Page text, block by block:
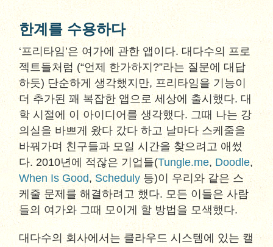
한계를 수용하다
‘프리타임’은 여가에 관한 앱이다. 대다수의 프로
젝트들처럼 (“언제 한가하지?”라는 질문에 대답
하듯) 단순하게 생각했지만, 프리타임을 기능이
더 추가된 꽤 복잡한 앱으로 세상에 출시했다. 대
학 시절에 이 아이디어를 생각했다. 그때 나는 강
의실을 바쁘게 왔다 갔다 하고 날마다 스케줄을
바꿔가며 친구들과 모일 시간을 찾으려고 애썼
다. 2010년에 적잖은 기업들(Tungle.me, Doodle,
When Is Good, Scheduly 등)이 우리와 같은 스
케줄 문제를 해결하려고 했다. 모든 이들은 사람
들의 여가와 그때 모이게 할 방법을 모색했다.
대다수의 회사에서는 클라우드 시스템에 있는 캘